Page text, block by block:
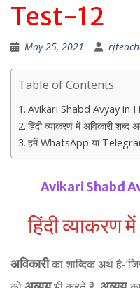
Test-12
May 25, 2021
Table of Contents
Avikari Shabd Avyay in
हिंदी व्याकरण में अविकारी शब्द
हमें WhatsApp या
Avikari Shabd
हिंदी व्याकरण
अविकारीका शाब्दिक अर्थ है-